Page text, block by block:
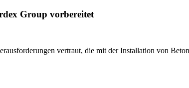
Group vorbereitet
vertraut, die mit der Installation von